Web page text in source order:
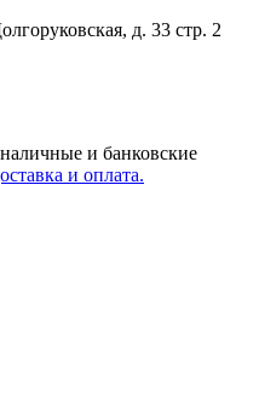
д. 33 стр. 2
и банковские
и оплата.